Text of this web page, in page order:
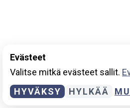
Evästeet
Valitse mitkä evästeet sallit.
HYVÄKSY
HYLKÄÄ